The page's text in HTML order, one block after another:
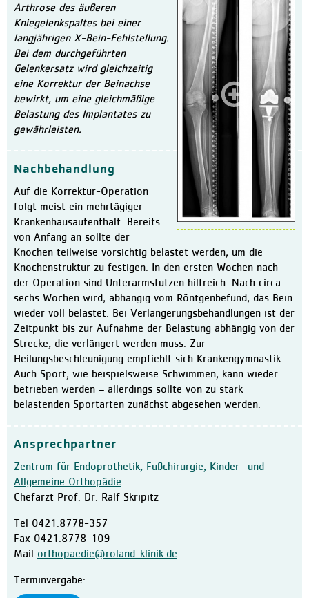
Arthrose des äußeren
Kniegelenkspaltes bei einer
langjährigen X-Bein-Fehlstellung.
Bei dem durchgeführten
Gelenkersatz wird gleichzeitig
eine Korrektur der Beinachse
bewirkt, um eine gleichmäßige
Belastung des Implantates zu
gewährleisten.
Nachbehandlung
Auf die Korrektur-Operation
folgt meist ein mehrtägiger
Krankenhausaufenthalt. Bereits
von Anfang an sollte der
Knochen teilweise vorsichtig belastet werden, um die
Knochenstruktur zu festigen. In den ersten Wochen nach
der Operation sind Unterarmstützen hilfreich. Nach circa
sechs Wochen wird, abhängig vom Röntgenbefund, das Bein
wieder voll belastet. Bei Verlängerungsbehandlungen ist der
Zeitpunkt bis zur Aufnahme der Belastung abhängig von der
Strecke, die verlängert werden muss. Zur
Heilungsbeschleunigung empfiehlt sich Krankengymnastik.
Auch Sport, wie beispielsweise Schwimmen, kann wieder
betrieben werden – allerdings sollte von zu stark
belastenden Sportarten zunächst abgesehen werden.
Ansprechpartner
Zentrum für Endoprothetik, Fußchirurgie, Kinder- und
Allgemeine Orthopädie
Chefarzt Prof. Dr. Ralf Skripitz
Tel
0421.8778-357
Fax 0421.8778-109
Mail
orthopaedie@roland-klinik.de
Terminvergabe: